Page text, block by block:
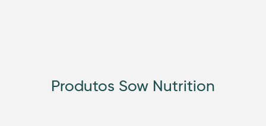
Produtos Sow Nutrition